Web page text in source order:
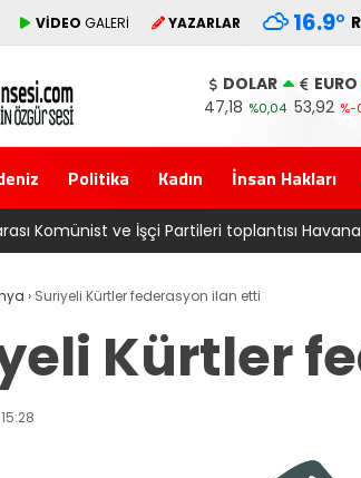
VİDEO GALERİ YAZARLAR 16.9°
DOLAR
47,18 %0,04
EURO
53,92 %-
Politika Kadın İnsan Hakları
başladı
› Suriyeli Kürtler federasyon ilan etti
Kürtler